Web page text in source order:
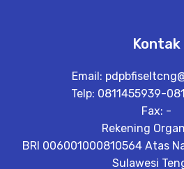
Kontak
Email:
Telp: 0811455939-
Fax: -
Rekening
BRI 006001000810564 Atas
Sulawesi